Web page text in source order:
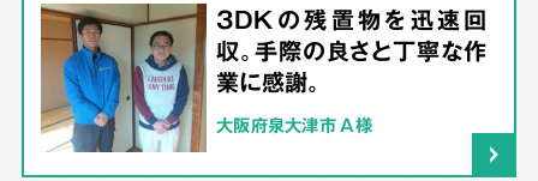
3DKの残置物を迅速回
収。手際の良さと丁寧な作
業に感謝。
大阪府泉大津市 A様